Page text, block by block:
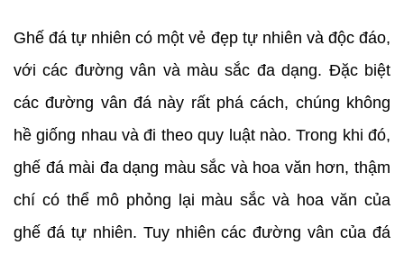
Ghế đá tự nhiên có một vẻ đẹp tự nhiên và độc đáo,
với các đường vân và màu sắc đa dạng. Đặc biệt
các đường vân đá này rất phá cách, chúng không
hề giống nhau và đi theo quy luật nào. Trong khi đó,
ghế đá mài đa dạng màu sắc và hoa văn hơn, thậm
chí có thể mô phỏng lại màu sắc và hoa văn của
ghế đá tự nhiên. Tuy nhiên các đường vân của đá